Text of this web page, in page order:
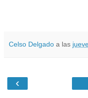
Celso Delgado a las
‹